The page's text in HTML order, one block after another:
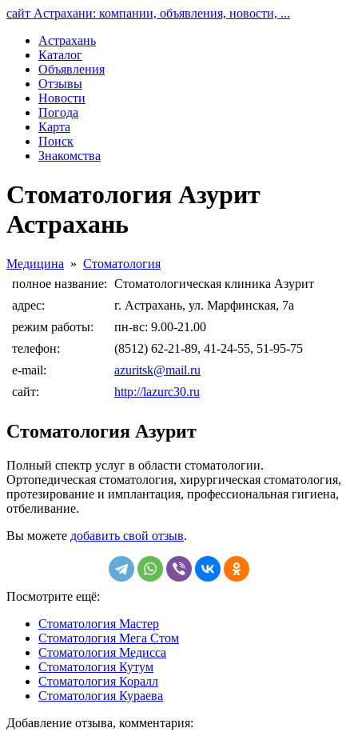
сайт Астрахани: компании, объявления, новости, ...
Астрахань
Каталог
Объявления
Отзывы
Новости
Погода
Карта
Поиск
Знакомства
Стоматология Азурит
Астрахань
Медицина » Стоматология
полное название: Стоматологическая клиника Азурит
адрес:
г. Астрахань, ул. Марфинская, 7а
режим работы:
пн-вс: 9.00-21.00
телефон:
(8512) 62-21-89, 41-24-55, 51-95-75
e-mail:
azuritsk@mail.ru
сайт:
http://lazurc30.ru
Стоматология Азурит
Полный спектр услуг в области стоматологии.
Ортопедическая стоматология, хирургическая стоматология,
протезирование и имплантация, профессиональная гигиена,
отбеливание.
Вы можете добавить свой отзыв.
Посмотрите ещё:
Стоматология Мастер
Стоматология Мега Стом
Стоматология Медисса
Стоматология Кутум
Стоматология Коралл
Стоматология Кураева
Добавление отзыва, комментария: